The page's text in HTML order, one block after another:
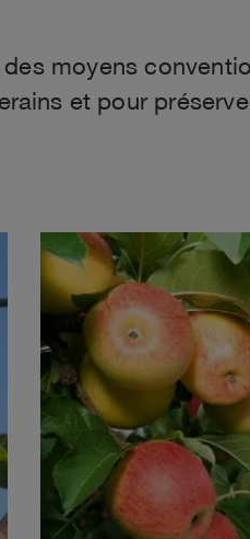
moyens
et pour